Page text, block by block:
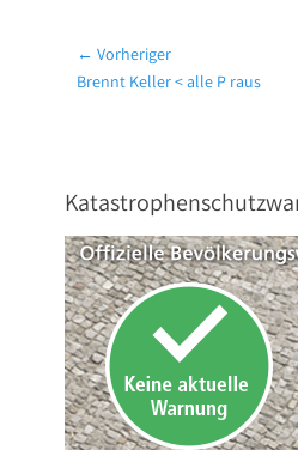
Beitragsnavigation
← Vorheriger
Vorheriger
Brennt Keller < alle P raus